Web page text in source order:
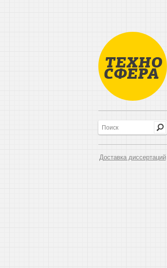
Доставка диссертаций